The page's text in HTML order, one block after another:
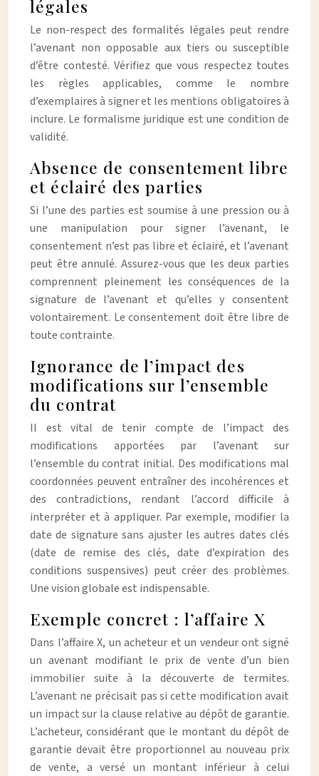
légales
Le non-respect des formalités légales peut rendre
l’avenant non opposable aux tiers ou susceptible
d’être contesté. Vérifiez que vous respectez toutes
les règles applicables, comme le nombre
d’exemplaires à signer et les mentions obligatoires à
inclure. Le formalisme juridique est une condition de
validité.
Absence de consentement libre
et éclairé des parties
Si l’une des parties est soumise à une pression ou à
une manipulation pour signer l’avenant, le
consentement n’est pas libre et éclairé, et l’avenant
peut être annulé. Assurez-vous que les deux parties
comprennent pleinement les conséquences de la
signature de l’avenant et qu’elles y consentent
volontairement. Le consentement doit être libre de
toute contrainte.
Ignorance de l’impact des
modifications sur l’ensemble
du contrat
Il est vital de tenir compte de l’impact des
modifications apportées par l’avenant sur
l’ensemble du contrat initial. Des modifications mal
coordonnées peuvent entraîner des incohérences et
des contradictions, rendant l’accord difficile à
interpréter et à appliquer. Par exemple, modifier la
date de signature sans ajuster les autres dates clés
(date de remise des clés, date d’expiration des
conditions suspensives) peut créer des problèmes.
Une vision globale est indispensable.
Exemple concret : l’affaire X
Dans l’affaire X, un acheteur et un vendeur ont signé
un avenant modifiant le prix de vente d’un bien
immobilier suite à la découverte de termites.
L’avenant ne précisait pas si cette modification avait
un impact sur la clause relative au dépôt de garantie.
L’acheteur, considérant que le montant du dépôt de
garantie devait être proportionnel au nouveau prix
de vente, a versé un montant inférieur à celui